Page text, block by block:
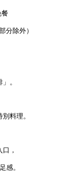
餐
分除外）
。
料理。
，
感。